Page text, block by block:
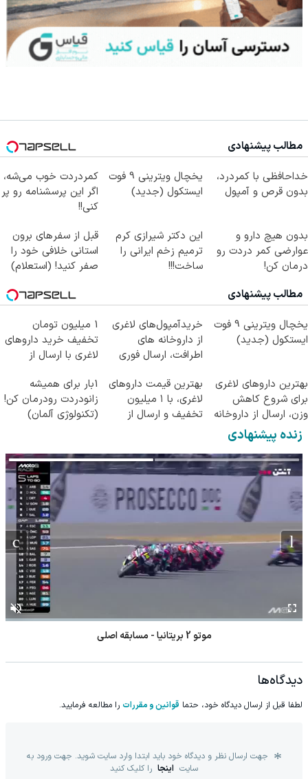
مطالب پیشنهادی
خداحافظی با کمردرد،
بدون قرص و آمپول
یخچال ویترینی 9 فوت
ایستکول (جدید)
کمردردت خوب می‌شه،
اگر این پرسشنامه رو پر
کنی!!
بدون هیچ دارو و
عوارضی کمر دردت رو
درمان کن!
این دکتر شیرازی کرم
ترمیم زخم ایرانی را
ساخت!!!
قبل از سفرهای برون
استانی خلافی خود را
صفر کنید! (استعلام)
مطالب پیشنهادی
یخچال ویترینی 9 فوت
ایستکول (جدید)
خریدآمپول‌های لاغری
از داروخانه های
اطرافت، ارسال فوری
1 میلیون تومان
تخفیف خرید داروهای
لاغری با ارسال از
بهترین داروهای لاغری
برای شروع کاهش
وزن، ارسال از داروخانه
های نزدیکت!
بهترین قیمت داروهای
لاغری، با ۱ میلیون
تخفیف و ارسال از
1بار برای همیشه
زانودردت رودرمان کن!
(تکنولوژی آلمان)
زنده پیشنهادی
موتو 2 بریتانیا - مسابقه اصلی
دیدگاه‌ها
لطفا قبل از ارسال دیدگاه خود، حتما قوانین و مقررات را مطالعه فرمایید.
جهت ارسال نظر و دیدگاه خود باید ابتدا وارد سایت شوید. جهت ورود به
سایت اینجا را کلیک کنید